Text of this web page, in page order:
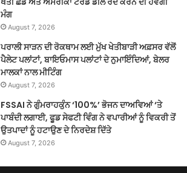
ਮੰਗ
August 7, 2026
ਪਰਾਲੀ ਸਾੜਨ ਦੀ ਰੋਕਥਾਮ ਲਈ ਮੁੱਖ ਖੇਤੀਬਾੜੀ ਅਫ਼ਸਰ ਵੱਲੋਂ
ਪੈਲੇਟ ਪਲਾਂਟਾਂ, ਬਾਇਓਮਾਸ ਪਲਾਂਟਾਂ ਦੇ ਨੁਮਾਇੰਦਿਆਂ, ਬੇਲਰ
ਮਾਲਕਾਂ ਨਾਲ ਮੀਟਿੰਗ
August 7, 2026
FSSAI ਨੇ ਗੁੰਮਰਾਹਕੁੰਨ ‘100%’ ਭੋਜਨ ਦਾਅਵਿਆਂ ‘ਤੇ
ਪਾਬੰਦੀ ਲਗਾਈ, ਫੂਡ ਸੇਫਟੀ ਵਿੰਗ ਨੇ ਵਪਾਰੀਆਂ ਨੂੰ ਵਿਕਰੀ ਤੋਂ
ਉਤਪਾਦਾਂ ਨੂੰ ਹਟਾਉਣ ਦੇ ਨਿਰਦੇਸ਼ ਦਿੱਤੇ
August 7, 2026